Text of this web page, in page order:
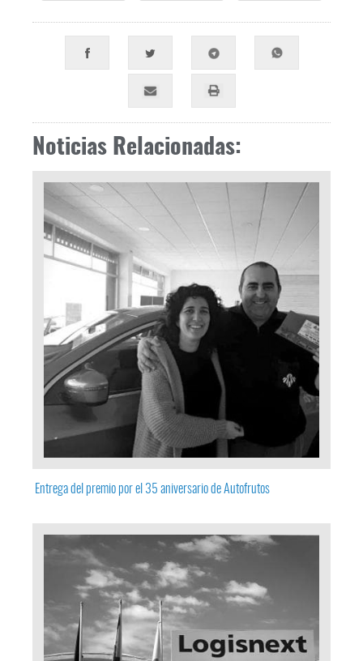
Noticias Relacionadas:
Entrega del premio por el 35 aniversario de Autofrutos